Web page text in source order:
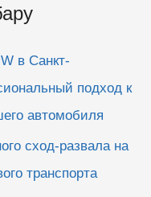
в Санкт-
подход к
автомобиля
сход-развала на
транспорта